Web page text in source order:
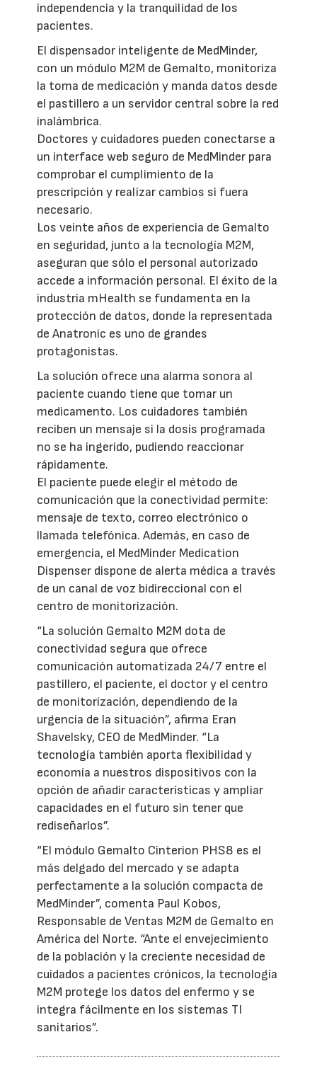
independencia y la tranquilidad de los
pacientes.
El dispensador inteligente de MedMinder,
con un módulo M2M de Gemalto, monitoriza
la toma de medicación y manda datos desde
el pastillero a un servidor central sobre la red
inalámbrica.
Doctores y cuidadores pueden conectarse a
un interface web seguro de MedMinder para
comprobar el cumplimiento de la
prescripción y realizar cambios si fuera
necesario.
Los veinte años de experiencia de Gemalto
en seguridad, junto a la tecnología M2M,
aseguran que sólo el personal autorizado
accede a información personal. El éxito de la
industria mHealth se fundamenta en la
protección de datos, donde la representada
de Anatronic es uno de grandes
protagonistas.
La solución ofrece una alarma sonora al
paciente cuando tiene que tomar un
medicamento. Los cuidadores también
reciben un mensaje si la dosis programada
no se ha ingerido, pudiendo reaccionar
rápidamente.
El paciente puede elegir el método de
comunicación que la conectividad permite:
mensaje de texto, correo electrónico o
llamada telefónica. Además, en caso de
emergencia, el MedMinder Medication
Dispenser dispone de alerta médica a través
de un canal de voz bidireccional con el
centro de monitorización.
“La solución Gemalto M2M dota de
conectividad segura que ofrece
comunicación automatizada 24/7 entre el
pastillero, el paciente, el doctor y el centro
de monitorización, dependiendo de la
urgencia de la situación”, afirma Eran
Shavelsky, CEO de MedMinder. “La
tecnología también aporta flexibilidad y
economía a nuestros dispositivos con la
opción de añadir características y ampliar
capacidades en el futuro sin tener que
rediseñarlos”.
“El módulo Gemalto Cinterion PHS8 es el
más delgado del mercado y se adapta
perfectamente a la solución compacta de
MedMinder”, comenta Paul Kobos,
Responsable de Ventas M2M de Gemalto en
América del Norte. “Ante el envejecimiento
de la población y la creciente necesidad de
cuidados a pacientes crónicos, la tecnología
M2M protege los datos del enfermo y se
integra fácilmente en los sistemas TI
sanitarios”.